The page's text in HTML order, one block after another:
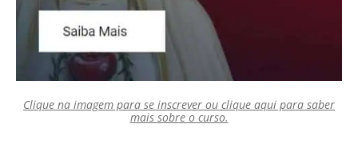
Clique na imagem para se inscrever ou clique aqui para saber
mais sobre o curso.